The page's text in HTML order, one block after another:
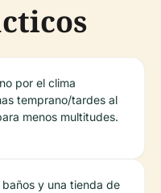
por el clima
temprano/tardes al
menos multitudes.
y una tienda de